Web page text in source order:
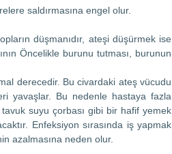
saldırmasına engel olur.
düşmanıdır, ateşi düşürmek ise
Öncelikle burunu tutması, burunun
derecedir. Bu civardaki ateş vücudu
yavaşlar. Bu nedenle hastaya fazla
suyu çorbası gibi bir hafif yemek
Enfeksiyon sırasında iş yapmak
azalmasına neden olur.